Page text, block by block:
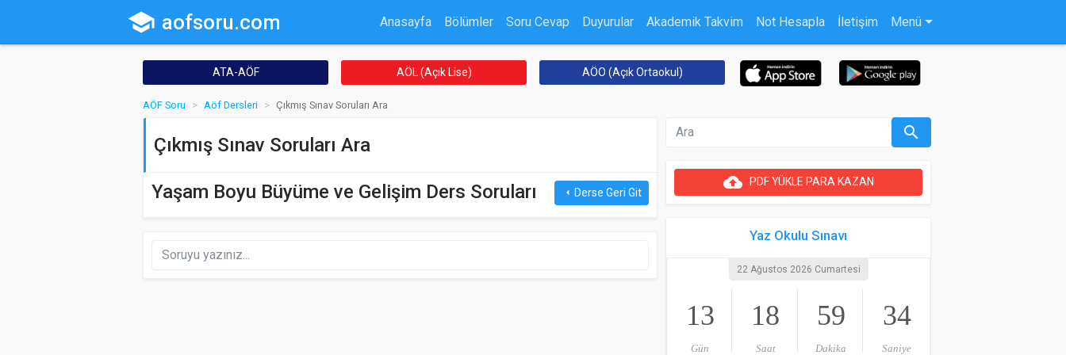
school aofsoru.com Anasayfa Bölümler Soru Cevap Duyurular Akademik Takvim Not Hesapla İletişim Menü
ATA-AÖF AÖL (Açık Lise) AÖO (Açık Ortaokul)
AÖF Soru Aöf Dersleri Çıkmış Sınav Soruları Ara
Çıkmış Sınav Soruları Ara
Yaşam Boyu Büyüme ve Gelişim Ders Soruları arrow_left Derse Geri Git
search
cloud_uploadPDF YÜKLE PARA KAZAN
Yaz Okulu Sınavı
22 Ağustos 2026 Cumartesi
13
Gün
18
Saat
59
Dakika
34
Saniye